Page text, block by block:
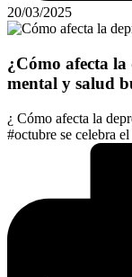
20/03/2025
¿Cómo afecta
mental y salud
¿ Cómo afecta la
#octubre se celebra